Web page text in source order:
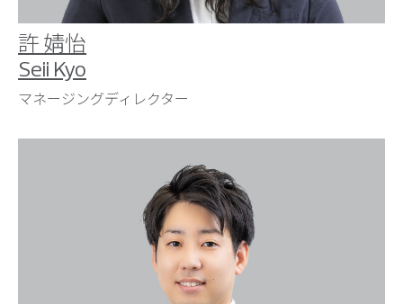
許 婧怡
Seii Kyo
マネージングディレクター